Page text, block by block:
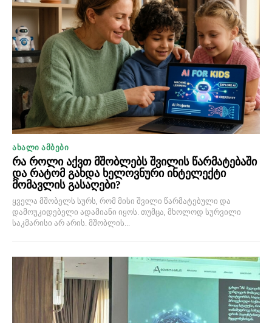
ᲐᲮᲐᲚᲘ ᲐᲛᲑᲔᲑᲘ
რა როლი აქვთ მშობლებს შვილის წარმატებაში
და რატომ გახდა ხელოვნური ინტელექტი
მომავლის გასაღები?
ყველა მშობელს სურს, რომ მისი შვილი წარმატებული და
დამოუკიდებელი ადამიანი იყოს. თუმცა, მხოლოდ სურვილი
საკმარისი არ არის. მშობლის...